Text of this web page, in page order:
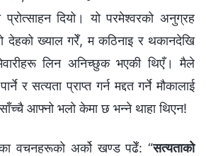
दियो। यो परमेश्‍वरको अनुग्रह
देहको ख्याल गरेँ, म कठिनाइ र थकानदेखि
लिन अनिच्छुक भएकी थिएँ। मैले
र सत्यता प्राप्त गर्न मद्दत गर्ने मौकालाई
आफ्नो भलो केमा छ भन्ने थाहा थिएन!
वचनहरूको अर्को खण्ड पढेँ: “सत्यताको